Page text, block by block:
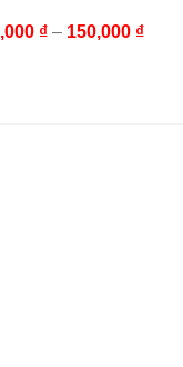
₫– 150,000 ₫